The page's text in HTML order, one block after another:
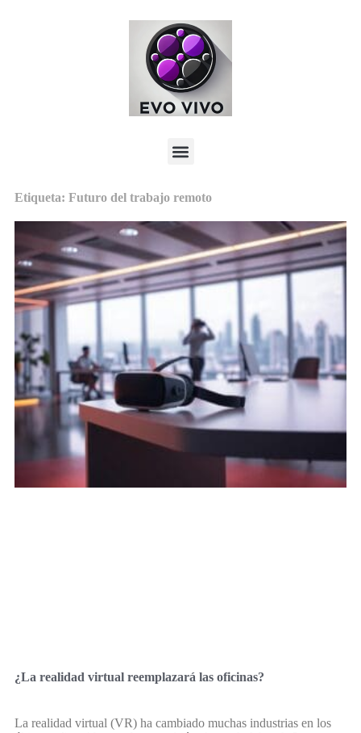
Etiqueta: Futuro del trabajo remoto
¿La realidad virtual reemplazará las oficinas?
La realidad virtual (VR) ha cambiado muchas industrias en los